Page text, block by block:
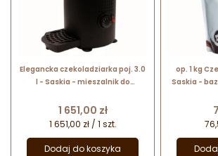
Elegancka czekoladziarka poj. 3.0
l - Saskia - mieszalnik do
czarny matowy
Cena
1 651,00 zł
1 651,00 zł / 1 szt.
Dodaj do koszyka
op. 1 kg
Saskia -